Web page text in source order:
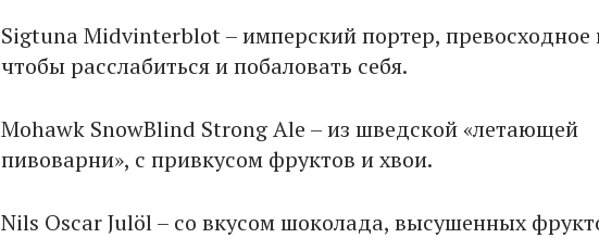
Sigtuna Midvinterblot – имперский портер, превосходное
чтобы расслабиться и побаловать себя.
Mohawk SnowBlind Strong Ale – из шведской «летающей
пивоварни», с привкусом фруктов и хвои.
Nils Oscar Julöl – со вкусом шоколада, высушенных